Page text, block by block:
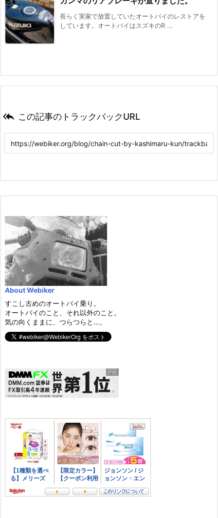
長らく実家で放置していたオートバイのレストアを
しています。オートバイはスズキのR ...
 この記事のトラックバックURL
About Webiker
すこし古めのオートバイ乗り。
オートバイのこと、それ以外のこと。
気の向くままに、つらつらと…。